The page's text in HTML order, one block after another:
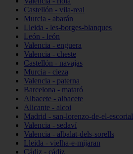
Castellón - vila-real
Murcia - abarán
Lleida - les-borges-blanques
León - león
Valencia - enguera
Valencia - cheste
Castellón - navajas
Murcia - cieza
Valencia - paterna
Barcelona - mataró
Albacete - albacete
Alicante - alcoi
Madrid - san-lorenzo-de-el-escorial
Valencia - sedaví
Valencia - albalat-dels-sorells
Lleida - vielha-e-mijaran
Cádiz - cádiz